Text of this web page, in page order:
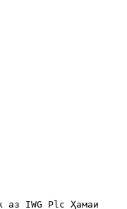
аз IWG Plc Ҳамаи